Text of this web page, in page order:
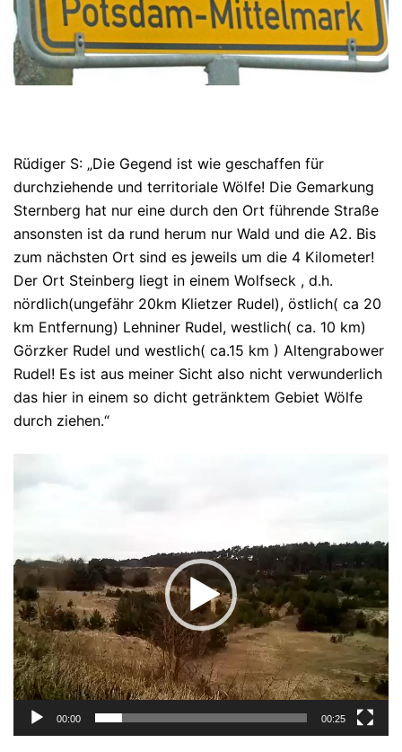
Rüdiger S: „Die Gegend ist wie geschaffen für
durchziehende und territoriale Wölfe! Die Gemarkung
Sternberg hat nur eine durch den Ort führende Straße
ansonsten ist da rund herum nur Wald und die A2. Bis
zum nächsten Ort sind es jeweils um die 4 Kilometer!
Der Ort Steinberg liegt in einem Wolfseck , d.h.
nördlich(ungefähr 20km Klietzer Rudel), östlich( ca 20
km Entfernung) Lehniner Rudel, westlich( ca. 10 km)
Görzker Rudel und westlich( ca.15 km ) Altengrabower
Rudel! Es ist aus meiner Sicht also nicht verwunderlich
das hier in einem so dicht getränktem Gebiet Wölfe
durch ziehen.“
Player
00:00 00:25